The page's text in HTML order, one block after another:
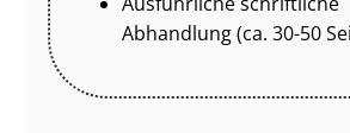
Abhandlung (ca. 30-50